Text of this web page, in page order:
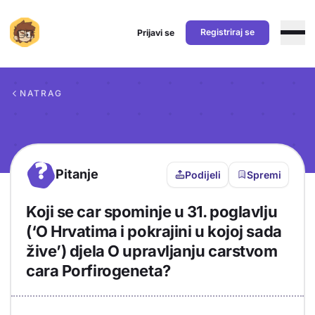
Prijavi se Registriraj se
NATRAG
? Pitanje Podijeli Spremi
Koji se car spominje u 31. poglavlju
(‘O Hrvatima i pokrajini u kojoj sada
žive’) djela O upravljanju carstvom
cara Porfirogeneta?